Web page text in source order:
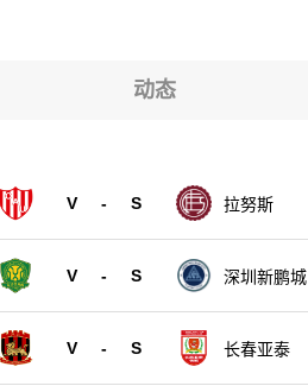
动态
V - S 拉努斯
V - S 深圳新鹏城
V - S 长春亚泰